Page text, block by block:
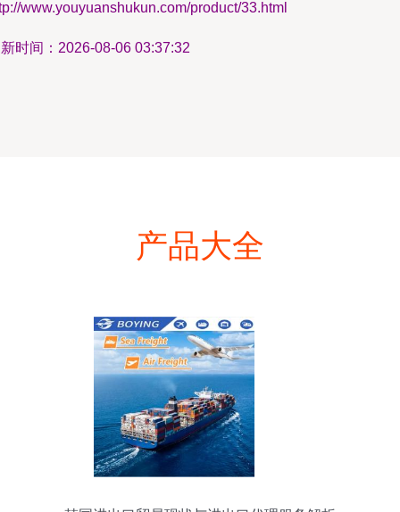
www.youyuanshukun.com/product/33.html
时间：2026-08-06 03:37:32
产品大全